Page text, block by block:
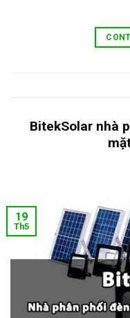
BitekSolar nhà
19
Th5